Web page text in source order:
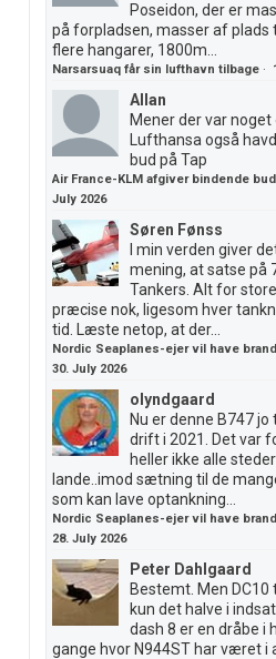
Poseidon, der er
på forpladsen, masser af plads
flere hangarer, 1800m...
Narsarsuaq får sin lufthavn tilbage ·
Allan
Mener der var
Lufthansa også
bud på Tap
Air France-KLM afgiver bindende bud
July 2026
Søren Fønss
I min verden giver
mening, at satse på
Tankers. Alt for
præcise nok, ligesom hver
tid. Læste netop, at der...
Nordic Seaplanes-ejer vil have
30. July 2026
olyndgaard
Nu er denne B747
drift i 2021. Det var
heller ikke alle
lande..imod sætning til de
som kan lave optankning...
Nordic Seaplanes-ejer vil have
28. July 2026
Peter Dahlgaard
Bestemt. Men DC10
kun det halve i
dash 8 er en dråbe i
gange hvor N944ST har været i